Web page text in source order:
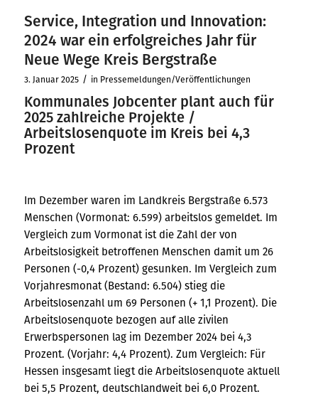
Service, Integration und Innovation:
2024 war ein erfolgreiches Jahr für
Neue Wege Kreis Bergstraße
3. Januar 2025 / in Pressemeldungen/Veröffentlichungen
Kommunales Jobcenter plant auch für
2025 zahlreiche Projekte /
Arbeitslosenquote im Kreis bei 4,3
Prozent
Im Dezember waren im Landkreis Bergstraße 6.573
Menschen (Vormonat: 6.599) arbeitslos gemeldet. Im
Vergleich zum Vormonat ist die Zahl der von
Arbeitslosigkeit betroffenen Menschen damit um 26
Personen (-0,4 Prozent) gesunken. Im Vergleich zum
Vorjahresmonat (Bestand: 6.504) stieg die
Arbeitslosenzahl um 69 Personen (+ 1,1 Prozent). Die
Arbeitslosenquote bezogen auf alle zivilen
Erwerbspersonen lag im Dezember 2024 bei 4,3
Prozent. (Vorjahr: 4,4 Prozent). Zum Vergleich: Für
Hessen insgesamt liegt die Arbeitslosenquote aktuell
bei 5,5 Prozent, deutschlandweit bei 6,0 Prozent.